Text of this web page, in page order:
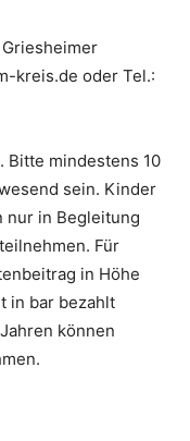
kreis.de oder Tel.:
Bitte mindestens 10
sein. Kinder
nur in Begleitung
Für
in Höhe
in bar bezahlt
können